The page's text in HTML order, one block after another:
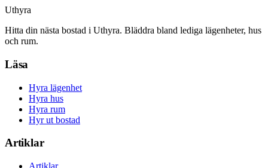
Uthyra
Hitta din nästa bostad i Uthyra. Bläddra bland lediga lägenheter, hus
och rum.
Läsa
Hyra lägenhet
Hyra hus
Hyra rum
Hyr ut bostad
Artiklar